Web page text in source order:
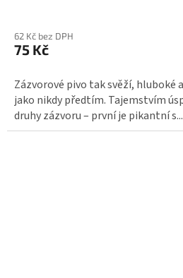
62 Kč bez DPH
75 Kč
Zázvorové pivo tak svěží,
jako nikdy předtím. Tajemstvím
druhy zázvoru – první je pikantní s...